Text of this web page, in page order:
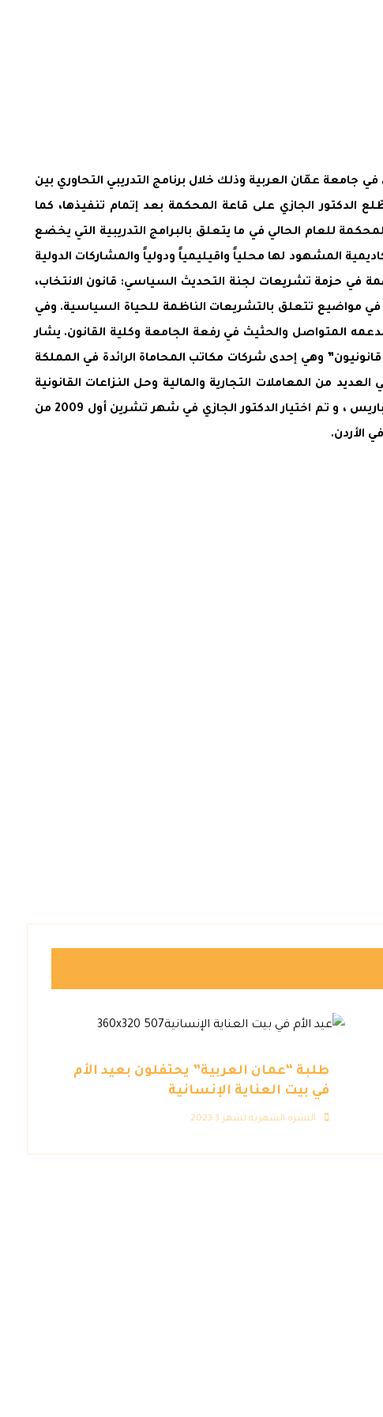
عمّان العربية وذلك خلال برنامج التدريبي التحاوري بين
الدكتور الجازي على قاعة المحكمة بعد إتمام تنفيذها، كما
للعام الحالي في ما يتعلق بالبرامج التدريبية التي يخضع
المشهود لها محلياً واقيليمياً ودولياً والمشاركات الدولية
في حزمة تشريعات لجنة التحديث السياسي: قانون الانتخاب،
في مواضيع تتعلق بالتشريعات الناظمة للحياة السياسية. وفي
المتواصل والحثيث في رفعة الجامعة وكلية القانون. يشار
وهي إحدى شركات مكاتب المحاماة الرائدة في المملكة
من المعاملات التجارية والمالية وحل النزاعات القانونية
المعقدة ، وهو عضو اللجنة الملكية لتحديث المنظومة السياسية و عضو في هيئة التحكيم لدى غرفة التجارة الدولية/ باريس ، و تم اختيار الدكتور الجازي في شهر تشرين أول 2009 من
طلبة “عمان العربية” يحتفلون بعيد الأم
في بيت العناية الإنسانية
النشرة الشهرية لشهر 3 2023